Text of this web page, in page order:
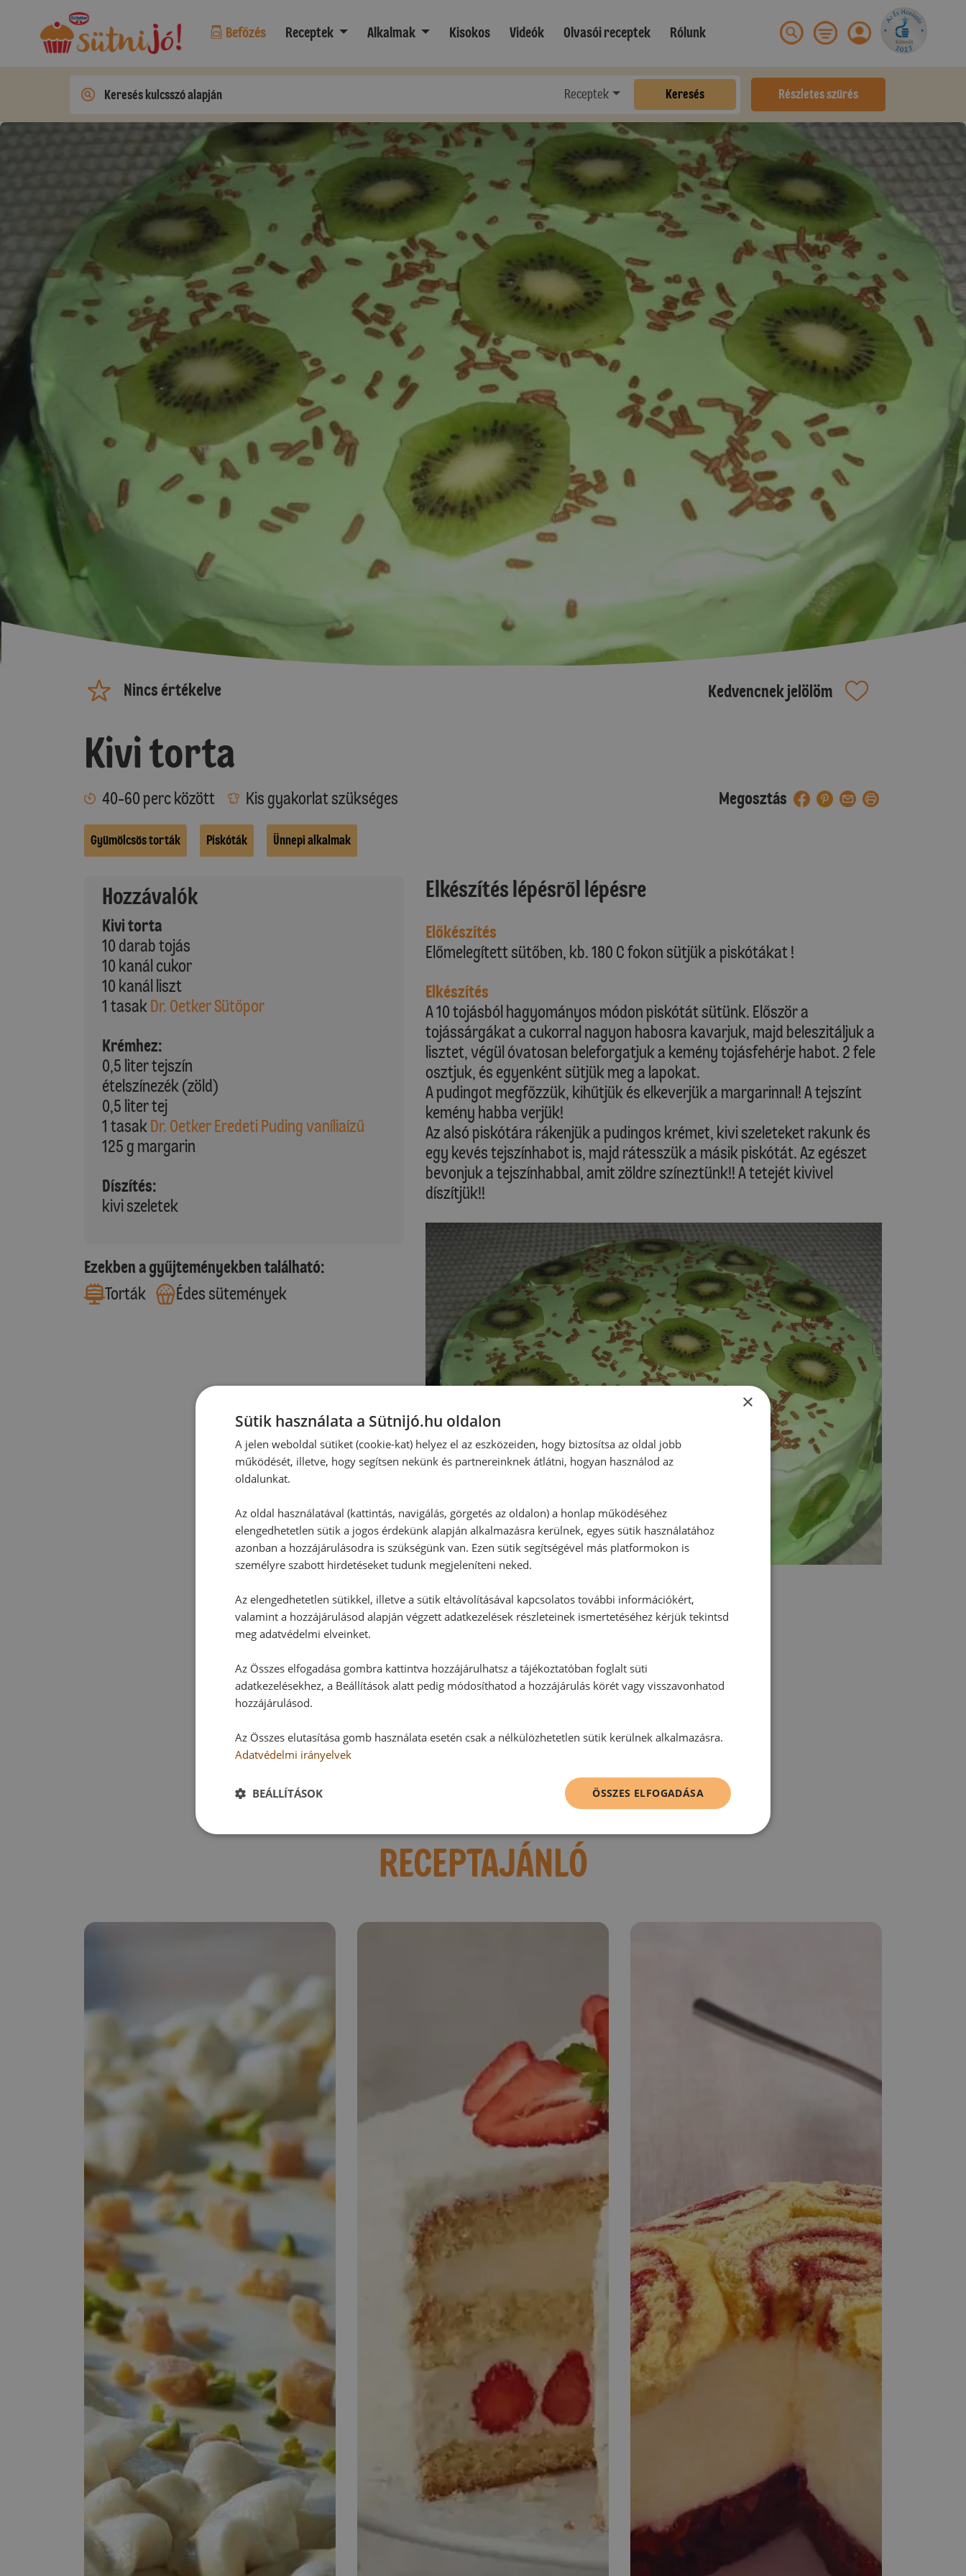
Befőzés Receptek Alkalmak Kisokos Videók Olvasói receptek Rólunk
Receptek Keresés Részletes szűrés
Nincs értékelve Kedvencnek jelölöm
Kivi torta
40-60 perc között Kis gyakorlat szükséges Megosztás
Gyümölcsös torták Piskóták Ünnepi alkalmak
Hozzávalók
Kivi torta
10 darab tojás
10 kanál cukor
10 kanál liszt
1 tasakDr. Oetker Sütőpor
Krémhez:
0,5 liter tejszín
ételszínezék (zöld)
0,5 liter tej
1 tasakDr. Oetker Eredeti Puding vaníliaízű
125 g margarin
Díszítés:
kivi szeletek
Ezekben a gyűjteményekben található:
Torták
Édes sütemények
Elkészítés lépésről lépésre
Előkészítés
Előmelegített sütőben, kb. 180 C fokon sütjük a piskótákat !
Elkészítés
A 10 tojásból hagyományos módon piskótát sütünk. Először a
tojássárgákat a cukorral nagyon habosra kavarjuk, majd beleszitáljuk a
lisztet, végül óvatosan beleforgatjuk a kemény tojásfehérje habot. 2 fele
osztjuk, és egyenként sütjük meg a lapokat.
A pudingot megfőzzük, kihűtjük és elkeverjük a margarinnal! A tejszínt
kemény habba verjük!
Az alsó piskótára rákenjük a pudingos krémet, kivi szeleteket rakunk és
egy kevés tejszínhabot is, majd rátesszük a másik piskótát. Az egészet
bevonjuk a tejszínhabbal, amit zöldre színeztünk!! A tetejét kivivel
díszítjük!!
Hozzászólások
Ehhez a recepthez még nem érkezett hozzászólás.
Hozzászólás írása
Vélemény írásához, kérjük,jelentkezz be!
RECEPTAJÁNLÓ
×
Sütik használata a Sütnijó.hu oldalon
A jelen weboldal sütiket (cookie-kat) helyez el az eszközeiden, hogy biztosítsa az oldal jobb
működését, illetve, hogy segítsen nekünk és partnereinknek átlátni, hogyan használod az
oldalunkat.
Az oldal használatával (kattintás, navigálás, görgetés az oldalon) a honlap működéséhez
elengedhetetlen sütik a jogos érdekünk alapján alkalmazásra kerülnek, egyes sütik használatához
azonban a hozzájárulásodra is szükségünk van. Ezen sütik segítségével más platformokon is
személyre szabott hirdetéseket tudunk megjeleníteni neked.
Az elengedhetetlen sütikkel, illetve a sütik eltávolításával kapcsolatos további információkért,
valamint a hozzájárulásod alapján végzett adatkezelések részleteinek ismertetéséhez kérjük tekintsd
meg adatvédelmi elveinket.
Az Összes elfogadása gombra kattintva hozzájárulhatsz a tájékoztatóban foglalt süti
adatkezelésekhez, a Beállítások alatt pedig módosíthatod a hozzájárulás körét vagy visszavonhatod
hozzájárulásod.
Az Összes elutasítása gomb használata esetén csak a nélkülözhetetlen sütik kerülnek alkalmazásra.
Adatvédelmi irányelvek
ÖSSZES ELFOGADÁSA
BEÁLLÍTÁSOK